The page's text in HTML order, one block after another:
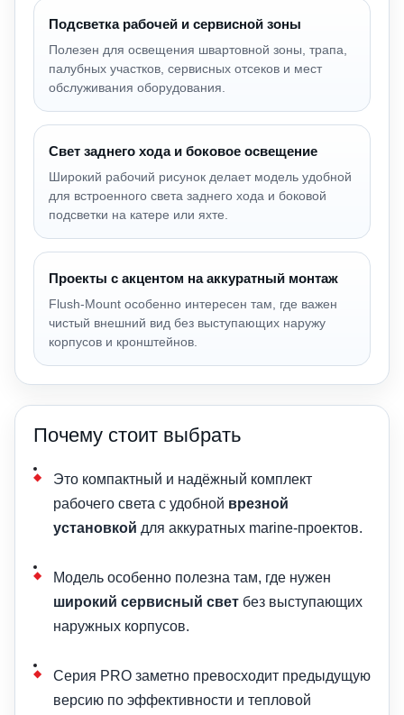
Подсветка рабочей и сервисной зоны
Полезен для освещения швартовной зоны, трапа,
палубных участков, сервисных отсеков и мест
обслуживания оборудования.
Свет заднего хода и боковое освещение
Широкий рабочий рисунок делает модель удобной
для встроенного света заднего хода и боковой
подсветки на катере или яхте.
Проекты с акцентом на аккуратный монтаж
Flush-Mount особенно интересен там, где важен
чистый внешний вид без выступающих наружу
корпусов и кронштейнов.
Почему стоит выбрать
Это компактный и надёжный комплект
рабочего света с удобной врезной
установкой для аккуратных marine-проектов.
Модель особенно полезна там, где нужен
широкий сервисный свет без выступающих
наружных корпусов.
Серия PRO заметно превосходит предыдущую
версию по эффективности и тепловой